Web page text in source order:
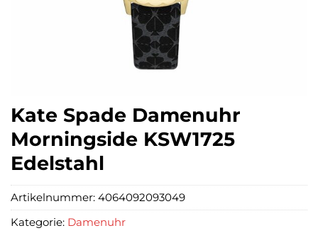
Kate Spade Damenuhr
Morningside KSW1725
Edelstahl
Artikelnummer: 4064092093049
Kategorie: Damenuhr